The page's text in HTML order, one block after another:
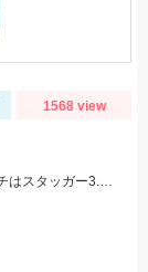
1568 view
アオリイカはデュエルEZ－Qキャストプラス3号、マゴチはスタッガー3.5インチやカバークローグランデにヒット！